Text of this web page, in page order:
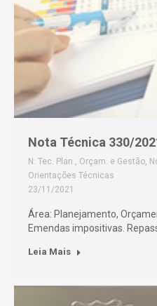
Nota Técnica 330/
N. Tec. Plan., Orçam. e Gestão,
Orientações Técnicas
23/11/2021
Área: Planejamento,
Emendas impositivas.
Leia Mais